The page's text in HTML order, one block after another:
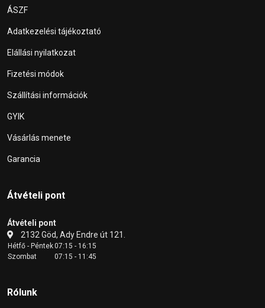
ÁSZF
Adatkezelési tájékoztató
Elállási nyilatkozat
Fizetési módok
Szállítási információk
GYIK
Vásárlás menete
Garancia
Átvételi pont
Átvételi pont
2132 Göd, Ady Endre út 121.
Hétfő - Péntek07:15 - 16:15
Szombat
07:15 - 11:45
Rólunk